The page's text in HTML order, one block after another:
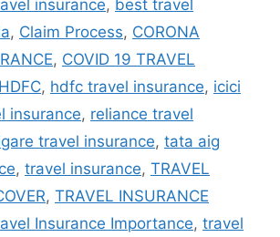
insurance, best travel
, Claim Process, CORONA
, COVID 19 TRAVEL
HDFC, hdfc travel insurance, icici
insurance, reliance travel
travel insurance, tata aig
, travel insurance, TRAVEL
, TRAVEL INSURANCE
Insurance Importance, travel